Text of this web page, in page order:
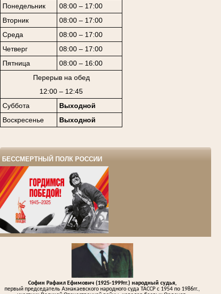
Понедельник
08:00 – 17:00
Вторник
08:00 – 17:00
Среда
08:00 – 17:00
Четверг
08:00 – 17:00
Пятница
08:00 – 16:00
Перерыв на обед
12:00 – 12:45
Суббота
Выходной
Воскресенье
Выходной
БЕССМЕРТНЫЙ ПОЛК РОССИИ
Софин Рафаил Ефимович (1925-1999гг.) народный судья,
первый председатель Азнакаевского народного суда ТАССР с 1954 по 1986гг.,
участник Великой Отечественной войны, кавалер боевых Орденов,